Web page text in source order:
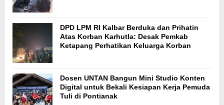
DPD LPM RI Kalbar Berduka dan Prihatin
Atas Korban Karhutla: Desak Pemkab
Ketapang Perhatikan Keluarga Korban
Dosen UNTAN Bangun Mini Studio Konten
Digital untuk Bekali Kesiapan Kerja Pemuda
Tuli di Pontianak